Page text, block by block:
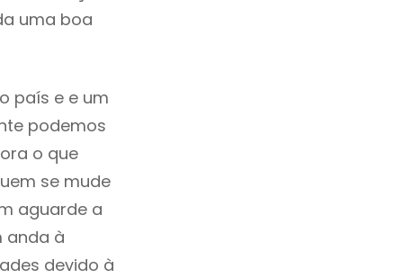
uma boa
país e e um
podemos
o que
se mude
aguarde a
anda à
devido à